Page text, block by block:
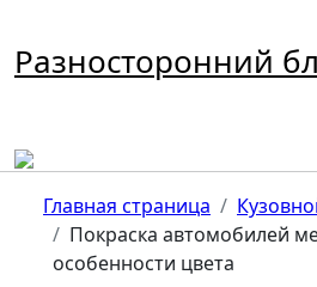
содержимому
Разносторонний
Главная страница
Покраска автомобилей
особенности цвета